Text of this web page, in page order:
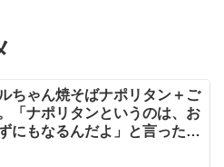
ちゃん焼そばナポリタン＋ご
「ナポリタンというのは、お
にもなるんだよ」と言ったの